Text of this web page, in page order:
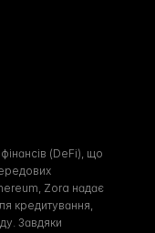
(DeFi), що
Zora надає
кредитування,
Завдяки